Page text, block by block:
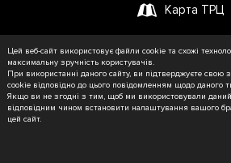
Карта ТРЦ
© RETROVILLE, 2026 Усі
Цей веб-сайт використовує файли cookie та схожі
максимальну зручність користувачів.
При використанні даного сайту, ви підтверджуєте свою
cookie відповідно до цього повідомленням щодо даного
Якщо ви не згодні з тим, щоб ми використовували
відповідним чином встановити налаштування вашого
цей сайт.